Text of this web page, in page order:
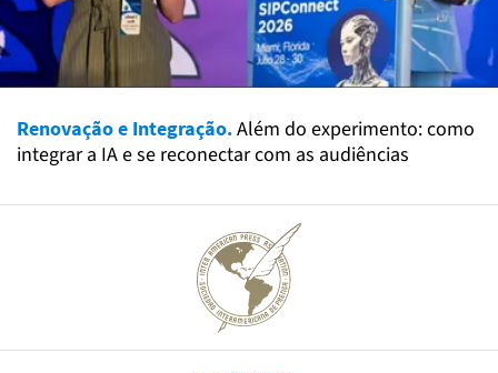
Renovação e Integração.Além do experimento: como
integrar a IA e se reconectar com as audiências